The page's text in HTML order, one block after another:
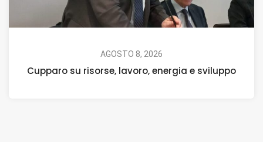
AGOSTO 8, 2026
Cupparo su risorse, lavoro, energia e sviluppo